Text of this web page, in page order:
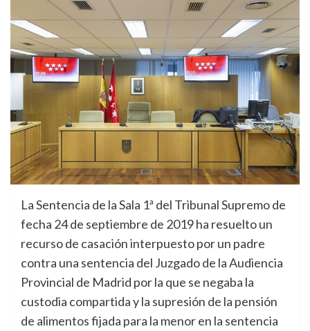
La Sentencia de la Sala 1ª del Tribunal Supremo de
fecha 24 de septiembre de 2019 ha resuelto un
recurso de casación interpuesto por un padre
contra una sentencia del Juzgado de la Audiencia
Provincial de Madrid por la que se negaba la
custodia compartida y la supresión de la pensión
de alimentos fijada para la menor en la sentencia